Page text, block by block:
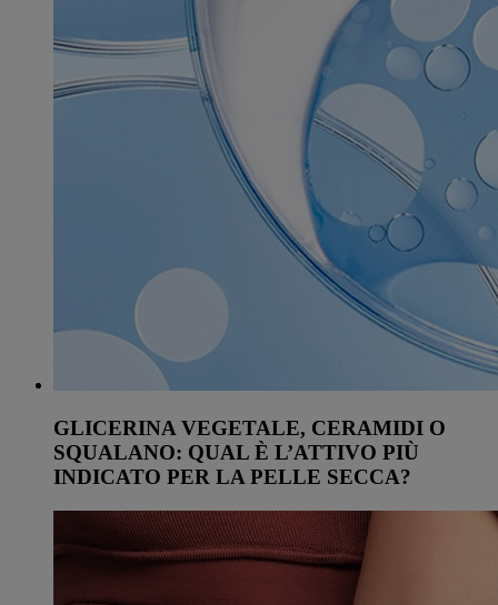
GLICERINA VEGETALE, CERAMIDI O
SQUALANO: QUAL È L’ATTIVO PIÙ
INDICATO PER LA PELLE SECCA?